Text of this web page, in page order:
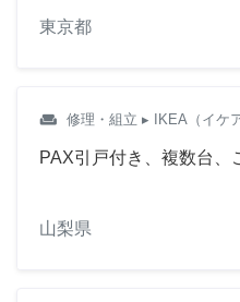
東京都
weekend 修理・組立 ▸ IKEA（イケ
PAX引戸付き、複数台、
山梨県